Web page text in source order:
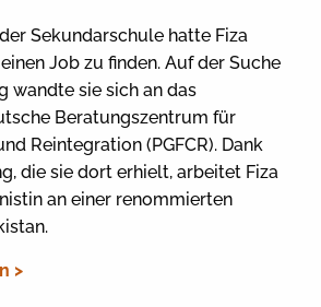
Sekundarschule hatte Fiza
Job zu finden. Auf der Suche
wandte sie sich an das
Beratungszentrum für
Reintegration (PGFCR). Dank
die sie dort erhielt, arbeitet Fiza
an einer renommierten
>